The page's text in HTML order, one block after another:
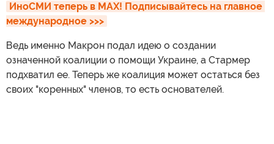
ИноСМИ теперь в MAX! Подписывайтесь на главное
международное >>>
Ведь именно Макрон подал идею о создании
означенной коалиции о помощи Украине, а Стармер
подхватил ее. Теперь же коалиция может остаться без
своих "коренных" членов, то есть основателей.